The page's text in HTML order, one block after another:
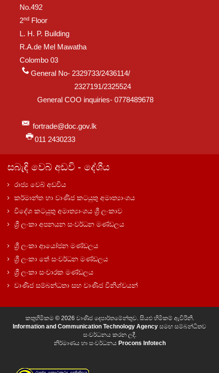
No.492
2nd Floor
L. H. P. Building
R.A.de Mel Mawatha
Colombo 03
General No- 2329733/2436114/
2327191/2325524
General COO inquiries- 0778489678
fortrade@doc.gov.lk
011 2430233
සබැඳි වෙබ් අඩවි - දේශීය
රාජ්‍ය වෙබ් අඩවිය
කර්මාන්ත හා වාණිජ කටයුතු අමාත්‍යාංශය
විදේශ කටයුතු අමාත්‍යාංශය ශ්‍රී ලංකාව
ශ්‍රී ලංකා අපනයන සංවර්ධන මණ්ඩලය
ශ්‍රී ලංකා ආයෝජන මණ්ඩලය
ශ්‍රී ලංකා තේ සංවර්ධන මණ්ඩලය
ශ්‍රී ලංකා සංචාරක මණ්ඩලය
වාණිජ සම්බන්ධතා සහ වාණිජ විනිශ්චයන්
කතුහිමිකම © 2026 වාණිජ දෙපාර්තමේන්තුව. සියළු හිමිකම් ඇවිරිනි.
Information and Communication Technology Agency සමඟ සම්බන්ධිතව
සංවර්ධනය කරන ලදී.
නිර්මාණය හා සංවර්ධනය Procons Infotech